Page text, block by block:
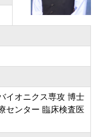
イオニクス専攻 博士
センター 臨床検査医